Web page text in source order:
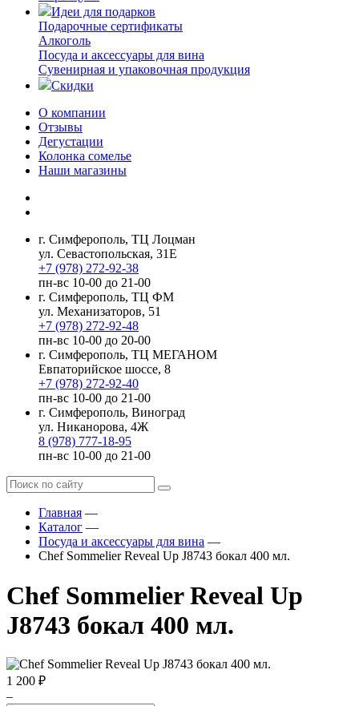
Идеи для подарков
Подарочные сертификаты
Алкоголь
Посуда и аксессуары для вина
Сувенирная и упаковочная продукция
Скидки
О компании
Отзывы
Дегустации
Колонка сомелье
Наши магазины
г. Симферополь, ТЦ Лоцман
ул. Севастопольская, 31Е
+7 (978) 272-92-38
пн-вс 10-00 до 21-00
г. Симферополь, ТЦ ФМ
ул. Механизаторов, 51
+7 (978) 272-92-48
пн-вс 10-00 до 20-00
г. Симферополь, ТЦ МЕГАНОМ
Евпаторийское шоссе, 8
+7 (978) 272-92-40
пн-вс 10-00 до 21-00
г. Симферополь, Виноград
ул. Никанорова, 4Ж
8 (978) 777-18-95
пн-вс 10-00 до 21-00
Главная —
Каталог —
Посуда и аксессуары для вина —
Chef Sommelier Reveal Up J8743 бокал 400 мл.
Chef Sommelier Reveal Up
J8743 бокал 400 мл.
1 200 ₽
–